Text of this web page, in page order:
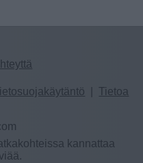
Tietoa
kannattaa